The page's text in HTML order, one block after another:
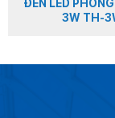
ĐÈN LED
3W TH-